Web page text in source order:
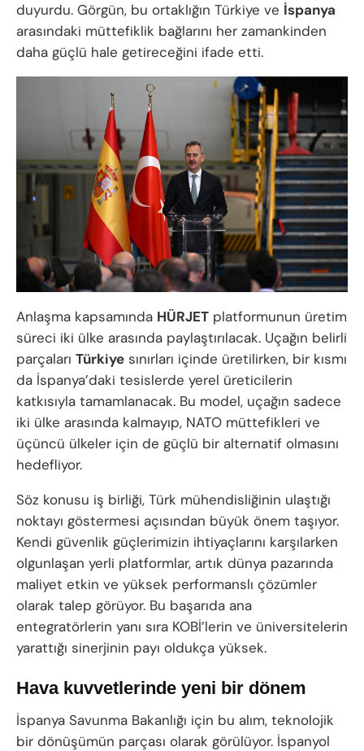
duyurdu. Görgün, bu ortaklığın Türkiye ve İspanya
arasındaki müttefiklik bağlarını her zamankinden
daha güçlü hale getireceğini ifade etti.
Anlaşma kapsamında HÜRJET platformunun üretim
süreci iki ülke arasında paylaştırılacak. Uçağın belirli
parçaları Türkiye sınırları içinde üretilirken, bir kısmı
da İspanya’daki tesislerde yerel üreticilerin
katkısıyla tamamlanacak. Bu model, uçağın sadece
iki ülke arasında kalmayıp, NATO müttefikleri ve
üçüncü ülkeler için de güçlü bir alternatif olmasını
hedefliyor.
Söz konusu iş birliği, Türk mühendisliğinin ulaştığı
noktayı göstermesi açısından büyük önem taşıyor.
Kendi güvenlik güçlerimizin ihtiyaçlarını karşılarken
olgunlaşan yerli platformlar, artık dünya pazarında
maliyet etkin ve yüksek performanslı çözümler
olarak talep görüyor. Bu başarıda ana
entegratörlerin yanı sıra KOBİ’lerin ve üniversitelerin
yarattığı sinerjinin payı oldukça yüksek.
Hava kuvvetlerinde yeni bir dönem
İspanya Savunma Bakanlığı için bu alım, teknolojik
bir dönüşümün parçası olarak görülüyor. İspanyol